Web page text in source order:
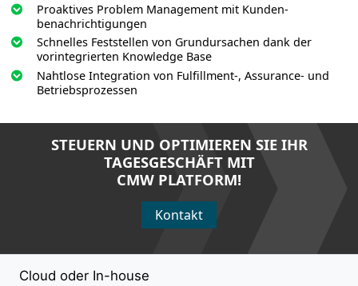
Proaktives Problem Management mit Kunden­
benachrichtigungen
Schnelles Feststellen von Grundursachen dank der
vorintegrierten Knowledge Base
Nahtlose Integration von Fulfillment-, Assurance- und
Betriebsprozessen
STEUERN UND OPTIMIEREN SIE IHR
TAGESGESCHÄFT MIT
CMW PLATFORM!
Kontakt
Cloud oder In-house